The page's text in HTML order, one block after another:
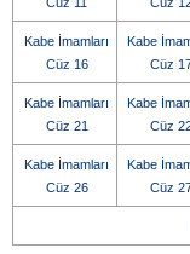
Kabe İmamları
Cüz 16
Kabe
Cüz
Kabe İmamları
Cüz 21
Kabe
Cüz
Kabe İmamları
Cüz 26
Kabe
Cüz